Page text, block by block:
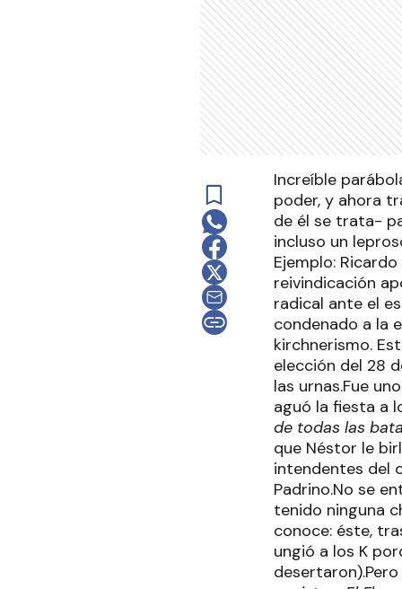
Increíble
poder, y ahora
de él se trata-
incluso un
Ejemplo:
reivindicación
radical ante el
condenado a la
kirchnerismo.
elección del 28
las urnas.Fue
aguó la fiesta a
de todas las
que Néstor le
intendentes del
Padrino.No se
tenido ninguna
conoce: éste,
ungió a los K